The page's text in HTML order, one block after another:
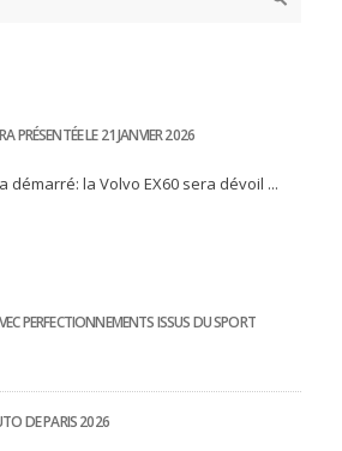
PRÉSENTÉE LE 21 JANVIER 2026
démarré: la Volvo EX60 sera dévoil ...
PERFECTIONNEMENTS ISSUS DU SPORT
DE PARIS 2026